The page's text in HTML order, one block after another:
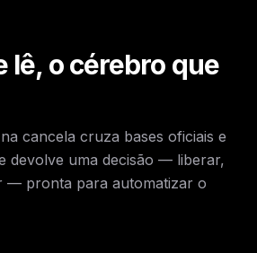
lê, o cérebro que
cancela cruza bases oficiais e
devolve uma decisão — liberar,
— pronta para automatizar o